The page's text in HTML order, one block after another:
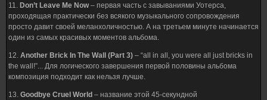
11. Don’t Leave Me Now– первая часть с завываниями Уотерса,
проходящая практически без всякого музыкального сопровождения
просто давит своей меланхоличностью. А на третьем минуте начинается
один из самых красивых моментов альбома.
12. Another Brick In The Wall (Part 3) – “all in all, you were all just bricks in
the wall!”... Для логического завершения первой половины альбома
композиция подходит как нельзя лучше.
13. Goodbye Cruel World – название этой 45-секундной